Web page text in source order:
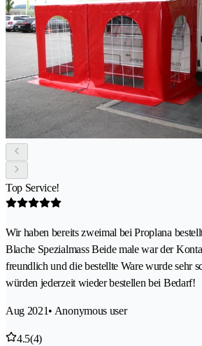
Top Service!
Wir haben bereits zweimal bei Proplana
Blache Spezialmass Beide male war der
freundlich und die bestellte Ware wurde sehr
würden jederzeit wieder bestellen bei Bedarf!
Aug 2021• Anonymous user
4.5(4)